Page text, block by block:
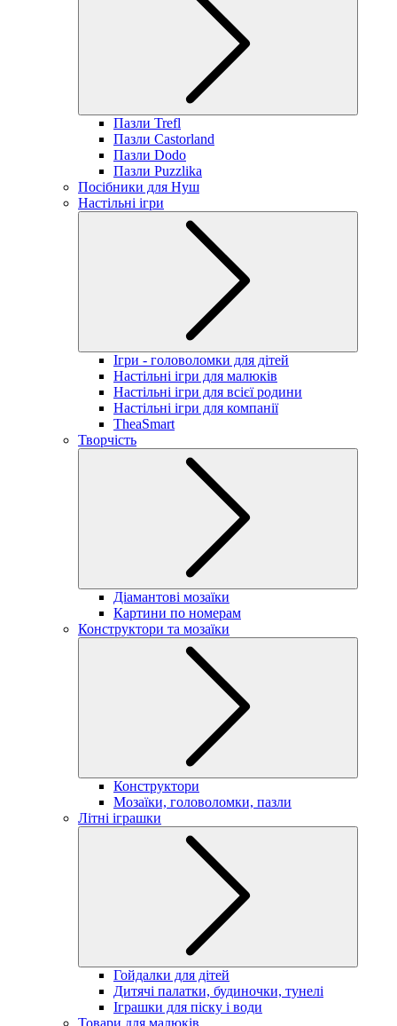
Пазли Trefl
Пазли Castorland
Пазли Dodo
Пазли Puzzlika
Посібники для Нуш
Настільні ігри
Ігри - головоломки для дітей
Настільні ігри для малюків
Настільні ігри для всієї родини
Настільні ігри для компанії
TheaSmart
Творчість
Діамантові мозаїки
Картини по номерам
Конструктори та мозаїки
Конструктори
Мозаїки, головоломки, пазли
Літні іграшки
Гойдалки для дітей
Дитячі палатки, будиночки, тунелі
Іграшки для піску і води
Товари для малюків